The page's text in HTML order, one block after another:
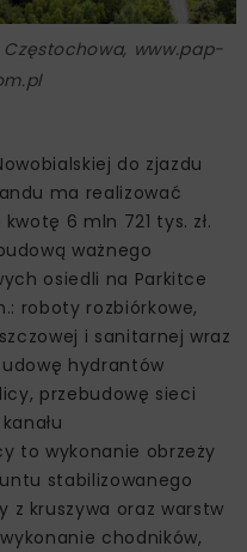
Częstochowa, www.pap-
do zjazdu
ma realizować
6 mln 721 tys. zł.
ważnego
osiedli na Parkitce
roboty rozbiórkowe,
i sanitarnej wraz
hydrantów
przebudowę sieci
to wykonanie obrzeży
stabilizowanego
kruszywa oraz warstw
chodników,